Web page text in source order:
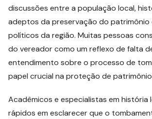
discussões entre a população local,
adeptos da preservação do patrimônio
políticos da região. Muitas pessoas
do vereador como um reflexo de falta
entendimento sobre o processo de
papel crucial na proteção de
Acadêmicos e especialistas em história
rápidos em esclarecer que o